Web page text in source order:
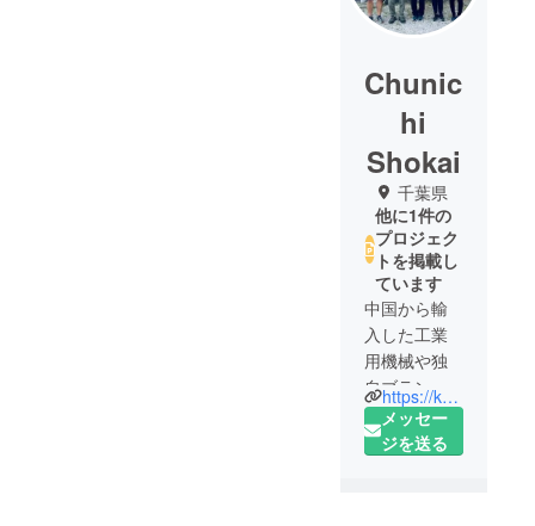
Chunic
hi
Shokai
千葉県
他に1件の
プロジェク
トを掲載し
ています
中国から輸
入した工業
用機械や独
自ブランド
(SELECT
BIKE)の自転
https://koguya.com/
メッセー
ジを送る